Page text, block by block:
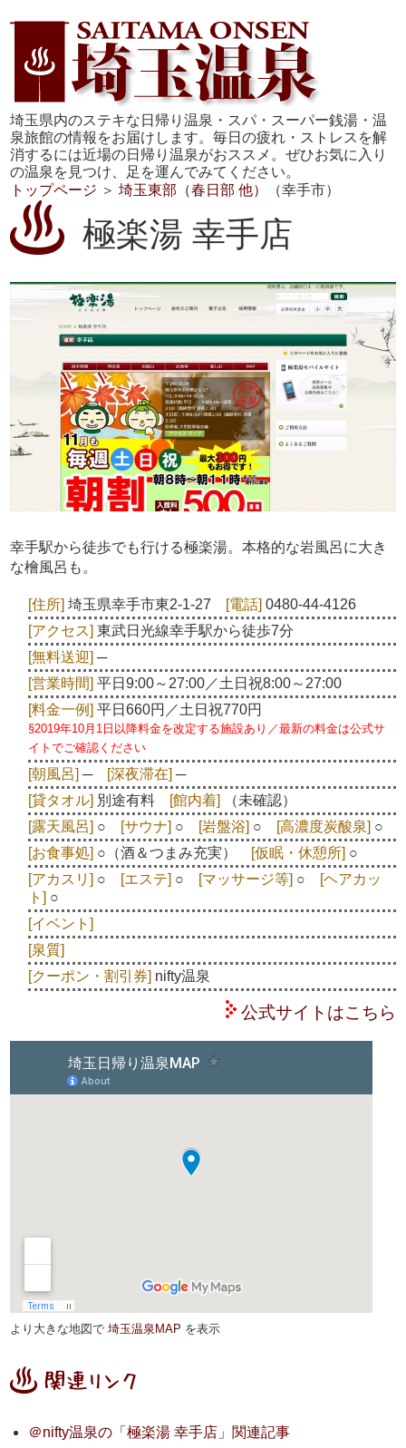
埼玉県内のステキな日帰り温泉・スパ・スーパー銭湯・温
泉旅館の情報をお届けします。毎日の疲れ・ストレスを解
消するには近場の日帰り温泉がおススメ。ぜひお気に入り
の温泉を見つけ、足を運んでみてください。
トップページ ＞埼玉東部（春日部 他） （幸手市）
極楽湯 幸手店
幸手駅から徒歩でも行ける極楽湯。本格的な岩風呂に大き
な檜風呂も。
[住所] 埼玉県幸手市東2-1-27 [電話] 0480-44-4126
[アクセス] 東武日光線幸手駅から徒歩7分
[無料送迎] ─
[営業時間] 平日9:00～27:00／土日祝8:00～27:00
[料金一例] 平日660円／土日祝770円
§2019年10月1日以降料金を改定する施設あり／最新の料金は公式サ
イトでご確認ください
[朝風呂] ─ [深夜滞在] ─
[貸タオル] 別途有料 [館内着]
（未確認）
[露天風呂] ○ [サウナ] ○ [岩盤浴] ○ [高濃度炭酸泉] ○
[お食事処] ○（酒＆つまみ充実） [仮眠・休憩所] ○
[アカスリ] ○ [エステ] ○ [マッサージ等] ○
[ヘアカッ
ト] ○
[イベント]
[泉質]
[クーポン・割引券] nifty温泉
公式サイトはこちら
より大きな地図で埼玉温泉MAP を表示
＠nifty温泉の「極楽湯 幸手店」関連記事